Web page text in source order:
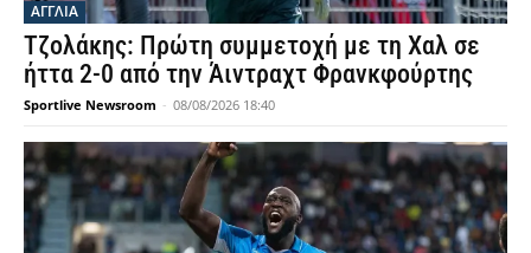
ΑΓΓΛΙΑ
Τζολάκης: Πρώτη συμμετοχή με τη Χαλ σε
ήττα 2-0 από την Άιντραχτ Φρανκφούρτης
Sportlive Newsroom - 08/08/2026 18:40